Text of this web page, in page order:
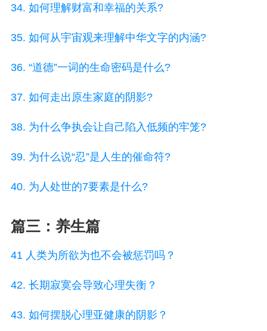
34. 如何理解财富和幸福的关系?
35. 如何从宇宙观来理解中华文字的内涵?
36. “道德”一词的生命密码是什么?
37. 如何走出原生家庭的阴影?
38. 为什么争执会让自己陷入低频的牢笼?
39. 为什么说“忍”是人生的催命符?
40. 为人处世的7要素是什么?
篇三：养生篇
41 人类为所欲为也不会被惩罚吗？
42. 长期寂寞会导致心理失衡？
43. 如何摆脱心理亚健康的阴影？